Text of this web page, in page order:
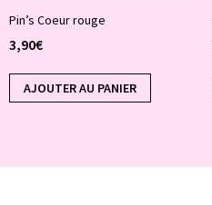
Pin’s Coeur rouge
3,90€
AJOUTER AU PANIER